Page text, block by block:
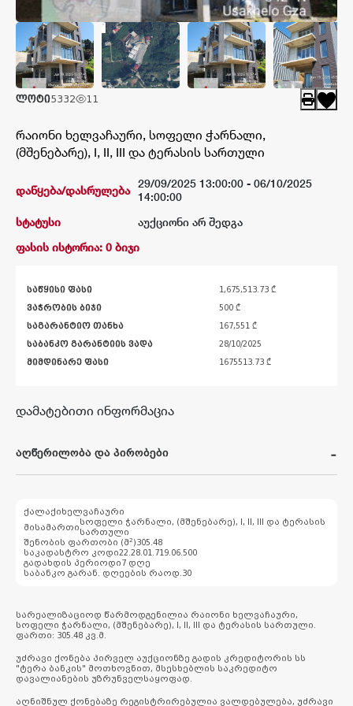
კატალოგი
შედეგები
ლოტი5332 11
რაიონი ხელვაჩაური, სოფელი ჭარნალი,
(მშენებარე), I, II, III და ტერასის სართული
დაწყება/დასრულება 29/09/2025 13:00:00 - 06/10/2025
14:00:00
სტატუსი
აუქციონი არ შედგა
ფასის ისტორია: 0 ბიჯი
საწყისი ფასი 1,675,513.73 ₾
ვაჭრობის ბიჯი 500 ₾
საგარანტიო თანხა 167,551 ₾
საბანკო გარანტიის ვადა 28/10/2025
მიმდინარე ფასი 1675513.73 ₾
დამატებითი ინფორმაცია
აღწერილობა და პირობები
ქალაქიხელვაჩაური
მისამართი
სოფელი ჭარნალი, (მშენებარე), I, II, III და ტერასის
სართული
შენობის ფართობი (მ2 )305.48
საკადასტრო კოდი22.28.01.719.06.500
გადახდის პერიოდი7 დღე
საბანკო გარან. დღეების რაოდ. 30
სარეალიზაციოდ წარმოდგენილია რაიონი ხელვაჩაური,
სოფელი ჭარნალი, (მშენებარე), I, II, III და ტერასის სართული.
ფართი: 305.48 კვ.მ.
უძრავი ქონება პირველ აუქციონზე გადის კრედიტორის სს
"ტერა ბანკის" მოთხოვნით, მსესხებლის საკრედიტო
დავალიანების უზრუნველსაყოფად.
აღნიშნულ ქონებაზე რეგისტრირებულია ვალდებულება, უძრავი